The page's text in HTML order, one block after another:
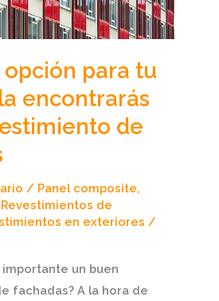
para tu
encontrarás
de
/ Panel composite,
Revestimientos de
en exteriores /
un buen
fachadas? A la hora de